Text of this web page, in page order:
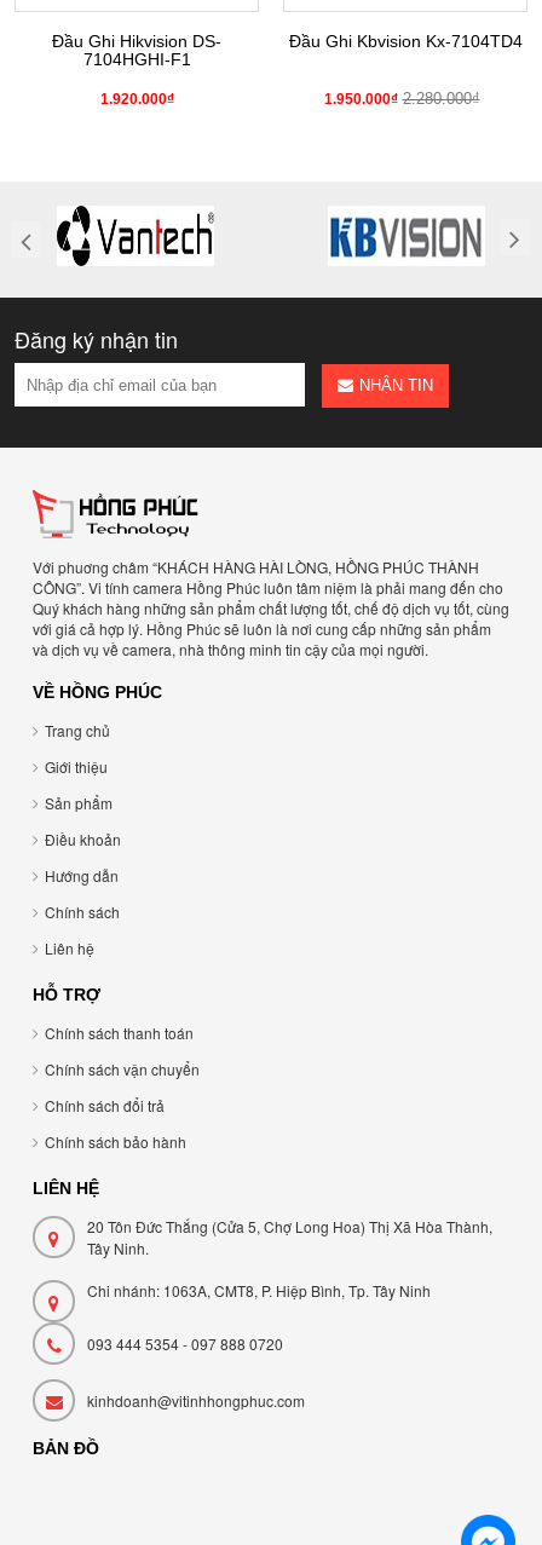
Đầu Ghi Hikvision DS-
7104HGHI-F1
1.920.000₫
Đầu Ghi Kbvision Kx-7104TD4
1.950.000₫ 2.280.000₫
Đăng ký nhận tin
NHẬN TIN
Với phuơng châm “KHÁCH HÀNG HÀI LÒNG, HỒNG PHÚC THÀNH
CÔNG”. Vi tính camera Hồng Phúc luôn tâm niệm là phải mang đến cho
Quý khách hàng những sản phẩm chất lượng tốt, chế độ dịch vụ tốt, cùng
với giá cả hợp lý. Hồng Phúc sẽ luôn là nơi cung cấp những sản phẩm
và dịch vụ về camera, nhà thông minh tin cậy của mọi người.
VỀ HỒNG PHÚC
Trang chủ
Giới thiệu
Sản phẩm
Điều khoản
Hướng dẫn
Chính sách
Liên hệ
HỖ TRỢ
Chính sách thanh toán
Chính sách vận chuyển
Chính sách đổi trả
Chính sách bảo hành
LIÊN HỆ
20 Tôn Đức Thắng (Cửa 5, Chợ Long Hoa) Thị Xã Hòa Thành,
Tây Ninh.
Chi nhánh: 1063A, CMT8, P. Hiệp Bình, Tp. Tây Ninh
093 444 5354 - 097 888 0720
kinhdoanh@vitinhhongphuc.com
BẢN ĐỒ